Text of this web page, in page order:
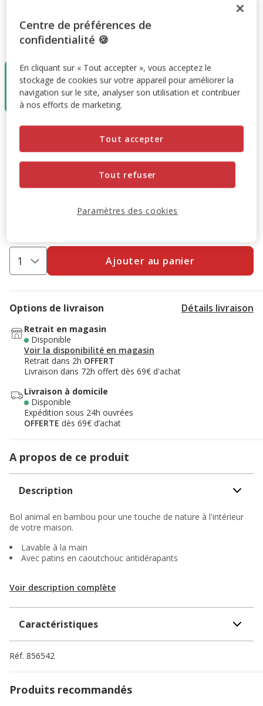
Taille:570ml
570ml
50%
8.95€
4.47€
1l
50%
12.95€
6.47€
1,6l
50%
15.50€
Promotion disponible
Voir conditions
Prix antérieur 8.95€, Vous économisez 50%, Prix final
4.47€
Ajouter au panier
Options de livraison Détails livraison
Retrait en magasin
Disponible
Voir la disponibilité en magasin
Retrait dans 2h OFFERT
Livraison dans 72h offert dès 69€ d'achat
Livraison à domicile
Disponible
Expédition sous 24h ouvrées
OFFERTE dès 69€ d’achat
A propos de ce produit
Description
Bol animal en bambou pour une touche de nature à l'intérieur
de votre maison.
Lavable à la main
Avec patins en caoutchouc antidérapants
Voir description complète
Caractéristiques
Réf. 856542
Produits recommandés
Centre de préférences de
confidentialité 🍪
En cliquant sur « Tout accepter », vous acceptez le
stockage de cookies sur votre appareil pour améliorer la
navigation sur le site, analyser son utilisation et contribuer
à nos efforts de marketing.
Tout refuser
Tout accepter
Paramètres des cookies